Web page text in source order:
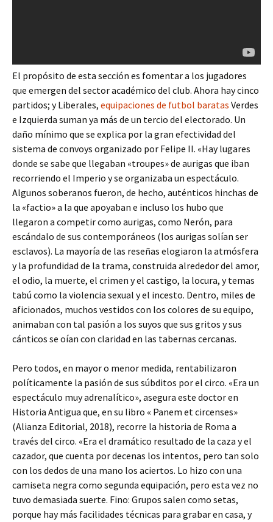
El propósito de esta sección es fomentar a los jugadores
que emergen del sector académico del club. Ahora hay cinco
partidos; y Liberales, equipaciones de futbol baratas Verdes
e Izquierda suman ya más de un tercio del electorado. Un
daño mínimo que se explica por la gran efectividad del
sistema de convoys organizado por Felipe II. «Hay lugares
donde se sabe que llegaban «troupes» de aurigas que iban
recorriendo el Imperio y se organizaba un espectáculo.
Algunos soberanos fueron, de hecho, auténticos hinchas de
la «factio» a la que apoyaban e incluso los hubo que
llegaron a competir como aurigas, como Nerón, para
escándalo de sus contemporáneos (los aurigas solían ser
esclavos). La mayoría de las reseñas elogiaron la atmósfera
y la profundidad de la trama, construida alrededor del amor,
el odio, la muerte, el crimen y el castigo, la locura, y temas
tabú como la violencia sexual y el incesto. Dentro, miles de
aficionados, muchos vestidos con los colores de su equipo,
animaban con tal pasión a los suyos que sus gritos y sus
cánticos se oían con claridad en las tabernas cercanas.
Pero todos, en mayor o menor medida, rentabilizaron
políticamente la pasión de sus súbditos por el circo. «Era un
espectáculo muy adrenalítico», asegura este doctor en
Historia Antigua que, en su libro « Panem et circenses»
(Alianza Editorial, 2018), recorre la historia de Roma a
través del circo. «Era el dramático resultado de la caza y el
cazador, que cuenta por decenas los intentos, pero tan solo
con los dedos de una mano los aciertos. Lo hizo con una
camiseta negra como segunda equipación, pero esta vez no
tuvo demasiada suerte. Fino: Grupos salen como setas,
porque hay más facilidades técnicas para grabar en casa, y